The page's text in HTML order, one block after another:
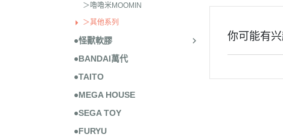
＞嚕嚕米MOOMIN
＞其他系列
●怪獸軟膠
●BANDAI萬代
●TAITO
●MEGA HOUSE
●SEGA TOY
●FURYU
你可能有